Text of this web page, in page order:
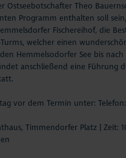
Ostseebotschafter Theo
Programm enthalten soll
Fischereihof, die
welcher einen
Hemmelsodorfer See bis nach
anschließend eine Führung
vor dem Termin unter:
Timmendorfer Platz | Zeit: